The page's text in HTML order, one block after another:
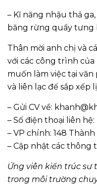
– Kĩ năng nhậu thả
băng rừng quẩy tưng
Thân mời anh chị và
với các công trình
muốn làm việc tại
và liên lạc đế sắp xếp
– Gửi CV về:
– Số điện thoại liên
– VP chính: 148 Thành
– Cập nhật các thông
Ứng viên kiến trúc sư
trong môi trường